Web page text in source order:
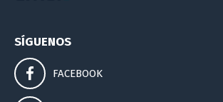
SÍGUENOS
FACEBOOK